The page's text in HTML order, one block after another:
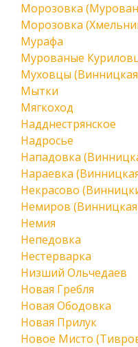
Морозовка
Морозовка
Мурафа
Мурованые
Муховцы (Винницкая
Мытки
Мягкоход
Надднестрянское
Надросье
Нападовка
Нараевка
Некрасово
Немиров (Винницкая
Немия
Непедовка
Нестерварка
Низший Ольчедаев
Новая Гребля
Новая Ободовка
Новая Прилук
Новое Мисто